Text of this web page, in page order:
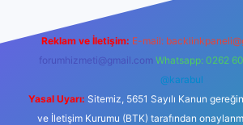
Reklam ve İletişim: E-mail:
forumhizmeti@gmail.com Whatsapp: 0262
@karabul
Yasal Uyarı: Sitemiz, 5651 Sayılı Kanun
ve İletişim Kurumu (BTK) tarafından